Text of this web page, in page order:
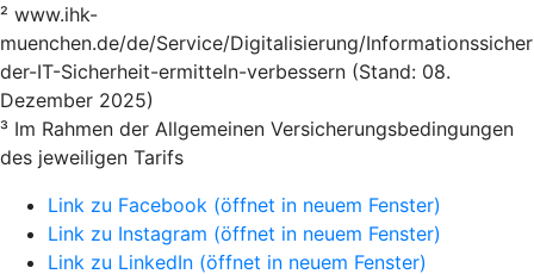
² www.ihk-
muenchen.de/de/Service/Digitalisierung/
der-IT-Sicherheit-ermitteln-verbessern (Stand: 08.
Dezember 2025)
³ Im Rahmen der Allgemeinen Versicherungsbedingungen
des jeweiligen Tarifs
Link zu Facebook (öffnet in neuem Fenster)
Link zu Instagram (öffnet in neuem Fenster)
Link zu LinkedIn (öffnet in neuem Fenster)